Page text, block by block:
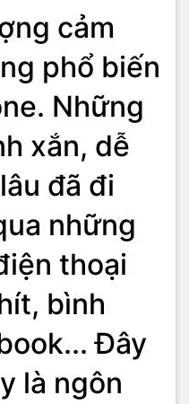
cảm
phổ biến
Những
xắn, dễ
đã đi
những
thoại
bình
Đây
là ngôn